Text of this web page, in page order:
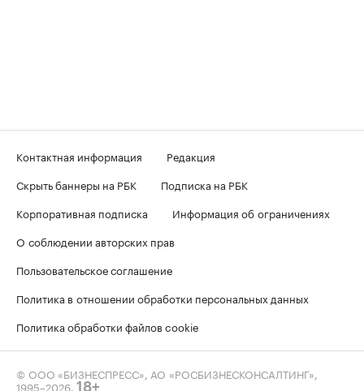
Контактная информация
Редакция
Скрыть баннеры на РБК
Подписка на РБК
Корпоративная подписка
Информация об ограничениях
О соблюдении авторских прав
Пользовательское соглашение
Политика в отношении обработки персональных данных
Политика обработки файлов cookie
© ООО «БИЗНЕСПРЕСС», АО «РОСБИЗНЕСКОНСАЛТИНГ»,
1995–2026 18+